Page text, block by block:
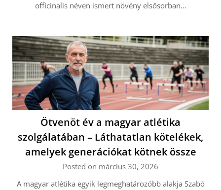
officinalis néven ismert növény elsősorban…
Ötvenöt év a magyar atlétika
szolgálatában – Láthatatlan kötelékek,
amelyek generációkat kötnek össze
Posted on március 30, 2026
A magyar atlétika egyik legmeghatározóbb alakja Szabó